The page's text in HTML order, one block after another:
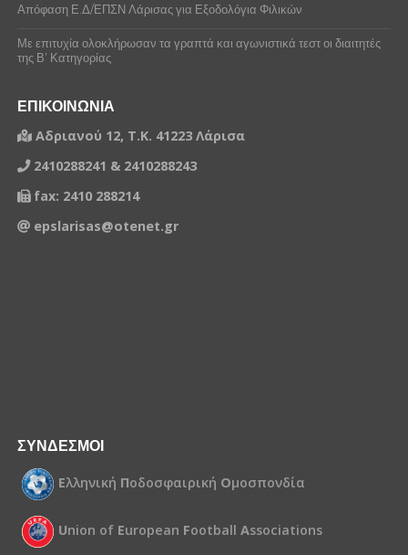
Απόφαση Ε.Δ/ΕΠΣΝ Λάρισας για Εξοδολόγια Φιλικών
Με επιτυχία ολοκλήρωσαν τα γραπτά και αγωνιστικά τεστ οι διαιτητές
της Β’ Κατηγορίας
ΕΠΙΚΟΙΝΩΝΙΑ
Αδριανού 12, Τ.Κ. 41223 Λάρισα
2410288241 & 2410288243
fax: 2410 288214
epslarisas@otenet.gr
ΣΥΝΔΕΣΜΟΙ
Ελληνική Ποδοσφαιρική Ομοσπονδία
Union of European Football Associations